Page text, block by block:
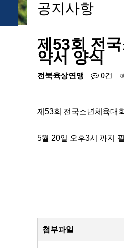
공지사항
제53회 전
약서 양식
전북육상연맹 0건
제53회 전국소년체육대
5월 20일 오후3시 까지
첨부파일